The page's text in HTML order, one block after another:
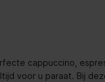
cappuccino,
voor u paraat. Bij